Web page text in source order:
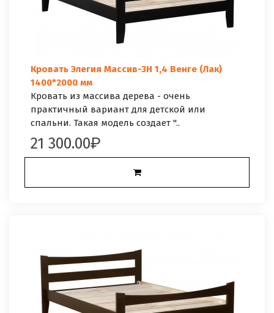
Кровать Элегия Массив-3Н 1,4 Венге (Лак)
1400*2000 мм
Кровать из массива дерева - очень
практичный вариант для детской или
спальни. Такая модель создает "..
21 300.00